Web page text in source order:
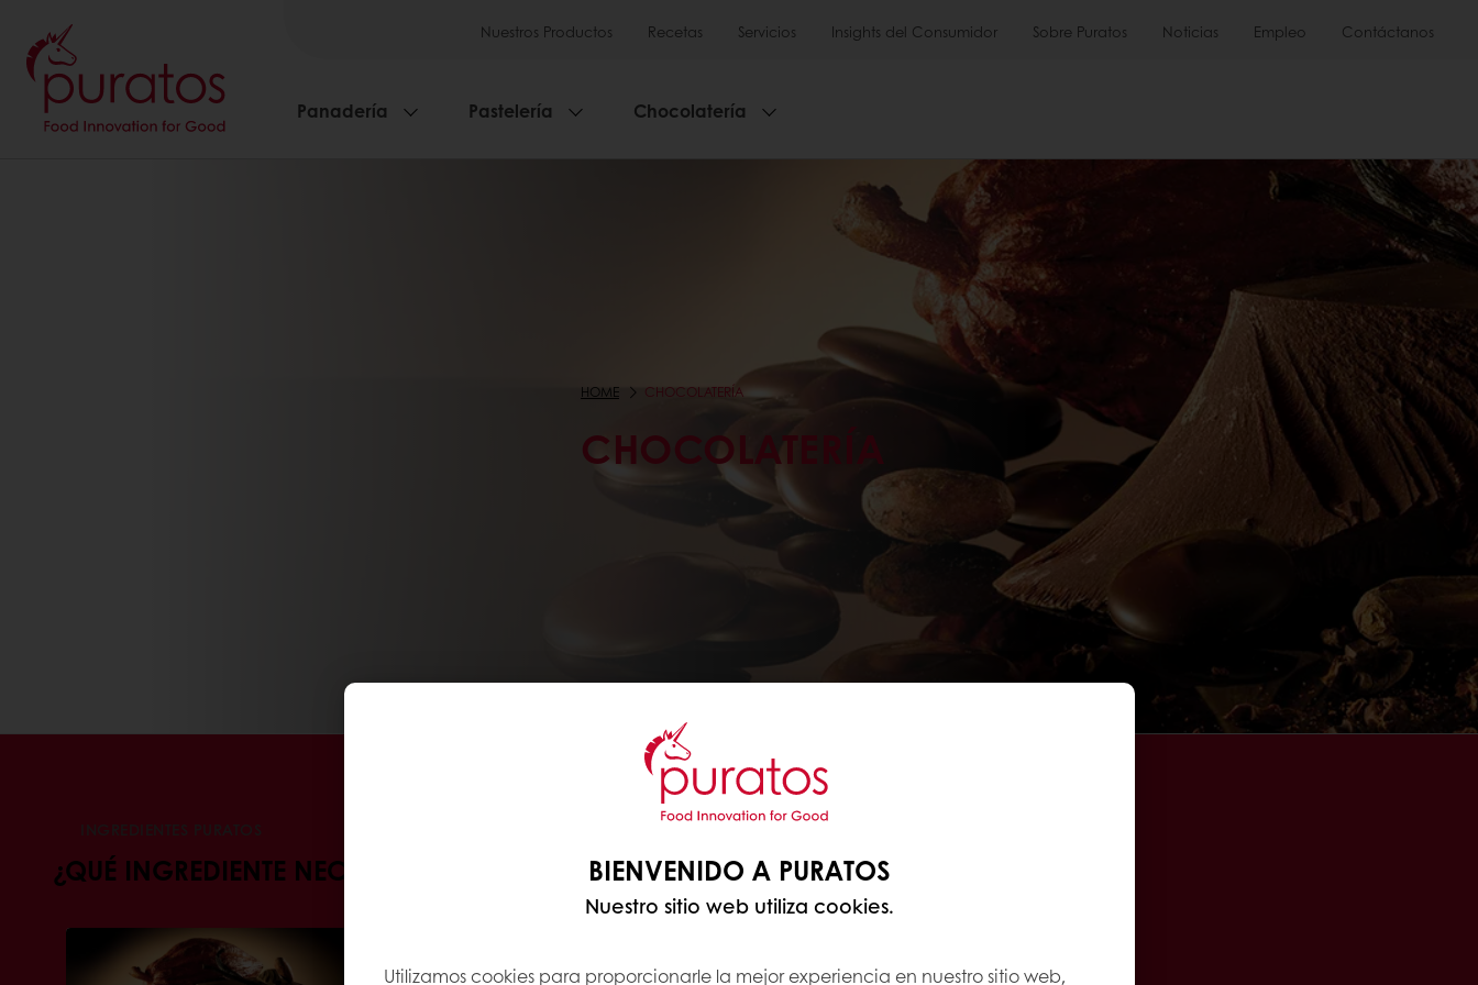
Nuestros Productos Recetas Servicios Insights del Consumidor Sobre Puratos Noticias Empleo Contáctanos
Panadería Pastelería Chocolatería
HOME CHOCOLATERÍA
CHOCOLATERÍA
¿QUÉ INGREDIENTE NECESITA? BIENVENIDO A PURATOS
Nuestro sitio web utiliza cookies.
Utilizamos cookies para proporcionarle la mejor experiencia en nuestro sitio web,